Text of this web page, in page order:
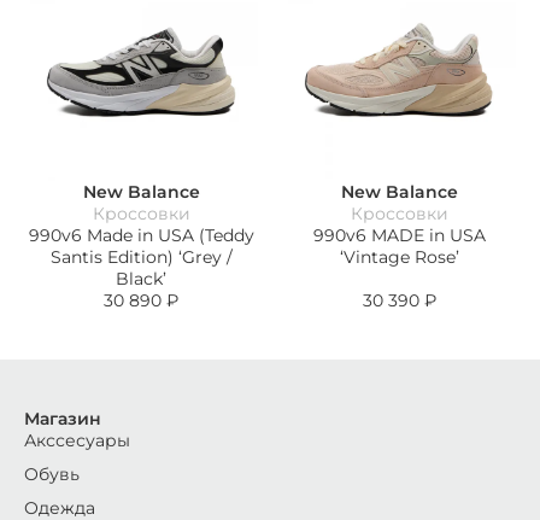
New Balance
Кроссовки
990v6 Made in USA (Teddy
Santis Edition) ‘Grey /
Black’
30 890 ₽
New Balance
Кроссовки
990v6 MADE in USA
‘Vintage Rose’
30 390 ₽
Магазин
Акссесуары
Обувь
Одежда